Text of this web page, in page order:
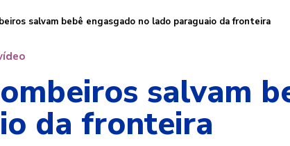
salvam bebê engasgado no lado paraguaio da fronteira
salvam
da fronteira